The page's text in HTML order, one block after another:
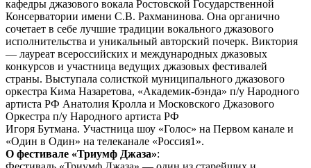
кафедры джазового вокала Ростовской Государственной
Консерватории имени С.В. Рахманинова. Она органично
сочетает в себе лучшие традиции вокального джазового
исполнительства и уникальный авторский почерк. Виктория
— лауреат всероссийских и международных джазовых
конкурсов и участница ведущих джазовых фестивалей
страны. Выступала солисткой муниципального джазового
оркестра Кима Назаретова, «Академик-бэнда» п/у Народного
артиста РФ Анатолия Кролла и Московского Джазового
Оркестра п/у Народного артиста РФ
Игоря Бутмана. Участница шоу «Голос» на Первом канале и
«Один в Один» на телеканале «Россия1».
О фестивале «Триумф Джаза»: